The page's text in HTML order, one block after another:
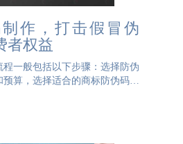
作，打击假冒伪
者权益
一般包括以下步骤：选择防伪
算，选择适合的商标防伪码技
。设计防伪码：根据防伪码技